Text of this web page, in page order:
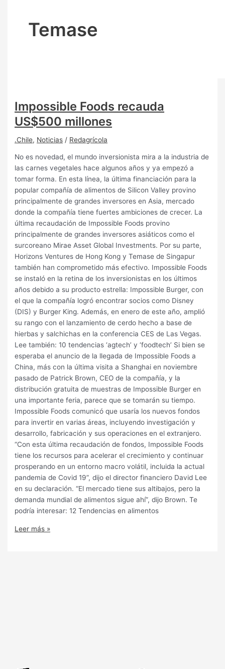
Temase
Impossible Foods recauda
US$500 millones
.Chile, Noticias / Redagrícola
No es novedad, el mundo inversionista mira a la industria de
las carnes vegetales hace algunos años y ya empezó a
tomar forma. En esta línea, la última financiación para la
popular compañía de alimentos de Silicon Valley provino
principalmente de grandes inversores en Asia, mercado
donde la compañía tiene fuertes ambiciones de crecer. La
última recaudación de Impossible Foods provino
principalmente de grandes inversores asiáticos como el
surcoreano Mirae Asset Global Investments. Por su parte,
Horizons Ventures de Hong Kong y Temase de Singapur
también han comprometido más efectivo. Impossible Foods
se instaló en la retina de los inversionistas en los últimos
años debido a su producto estrella: Impossible Burger, con
el que la compañía logró encontrar socios como Disney
(DIS) y Burger King. Además, en enero de este año, amplió
su rango con el lanzamiento de cerdo hecho a base de
hierbas y salchichas en la conferencia CES de Las Vegas.
Lee también: 10 tendencias ‘agtech’ y ‘foodtech’ Si bien se
esperaba el anuncio de la llegada de Impossible Foods a
China, más con la última visita a Shanghai en noviembre
pasado de Patrick Brown, CEO de la compañía, y la
distribución gratuita de muestras de Impossible Burger en
una importante feria, parece que se tomarán su tiempo.
Impossible Foods comunicó que usaría los nuevos fondos
para invertir en varias áreas, incluyendo investigación y
desarrollo, fabricación y sus operaciones en el extranjero.
“Con esta última recaudación de fondos, Impossible Foods
tiene los recursos para acelerar el crecimiento y continuar
prosperando en un entorno macro volátil, incluida la actual
pandemia de Covid 19”, dijo el director financiero David Lee
en su declaración. “El mercado tiene sus altibajos, pero la
demanda mundial de alimentos sigue ahí”, dijo Brown. Te
podría interesar: 12 Tendencias en alimentos
Leer más »